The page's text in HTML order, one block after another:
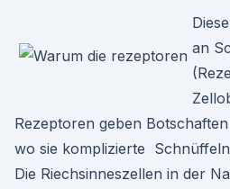
an
Rezeptoren geben
wo sie komplizierte
Die Riechsinneszellen in der